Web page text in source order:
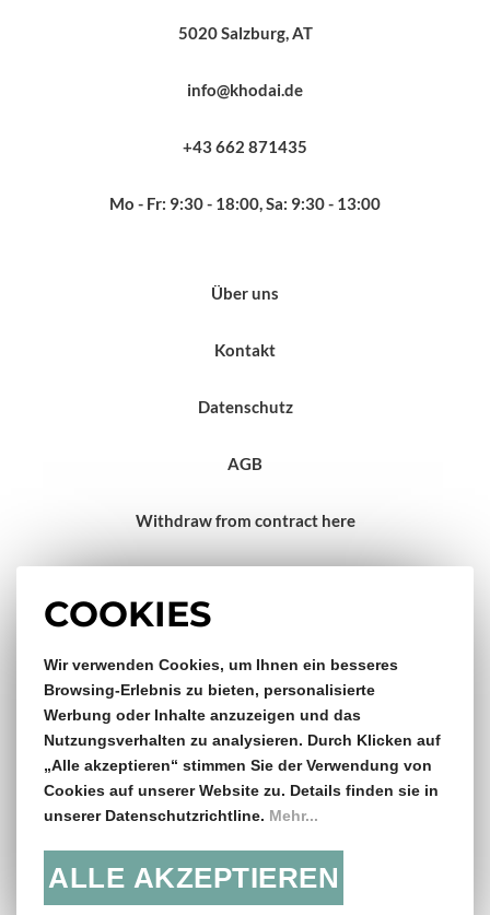
COOKIES
Wir verwenden Cookies, um Ihnen ein besseres
Browsing-Erlebnis zu bieten, personalisierte
Werbung oder Inhalte anzuzeigen und das
Nutzungsverhalten zu analysieren. Durch Klicken auf
„Alle akzeptieren“ stimmen Sie der Verwendung von
Cookies auf unserer Website zu. Details finden sie in
unserer Datenschutzrichtline. Mehr...
ALLE AKZEPTIEREN
5020 Salzburg, AT
info@khodai.de
+43 662 871435
Mo - Fr: 9:30 - 18:00, Sa: 9:30 - 13:00
Über uns
Kontakt
Datenschutz
AGB
Withdraw from contract here
Gratis Versand & Rückversand
ab €150,- Bestellwert
14 Tage Rückgaberecht